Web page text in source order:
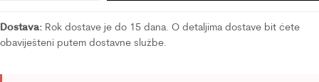
Dostava: Rok dostave je do 15 dana. O detaljima dostave bit ćete
obaviješteni putem dostavne službe.